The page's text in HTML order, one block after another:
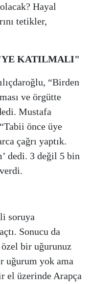
Hayal
tetikler,
KATILMALI"
“Birden
ve örgütte
Mustafa
önce üye
çağrı yaptık.
dedi. 3 değil 5 bin
soruya
Sonucu da
özel bir uğurunuz
uğurum yok ama
el üzerinde Arapça